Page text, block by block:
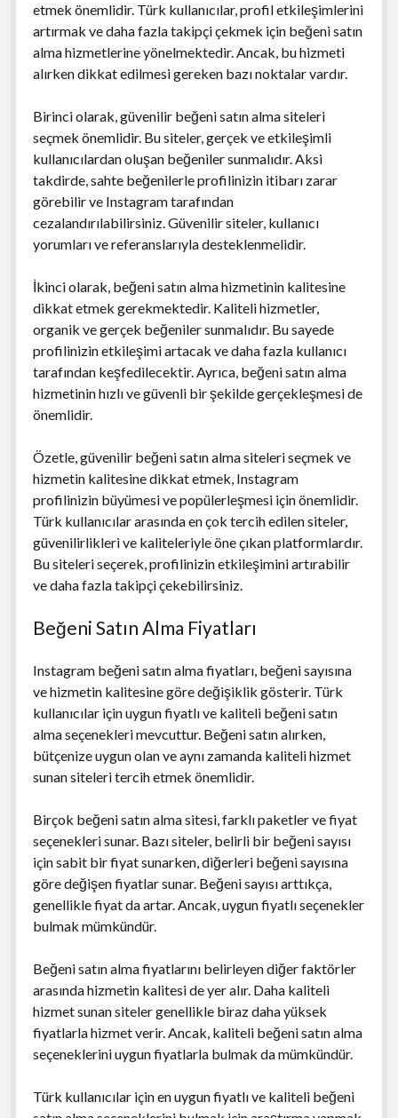
etmek önemlidir. Türk kullanıcılar, profil etkileşimlerini
artırmak ve daha fazla takipçi çekmek için beğeni satın
alma hizmetlerine yönelmektedir. Ancak, bu hizmeti
alırken dikkat edilmesi gereken bazı noktalar vardır.
Birinci olarak, güvenilir beğeni satın alma siteleri
seçmek önemlidir. Bu siteler, gerçek ve etkileşimli
kullanıcılardan oluşan beğeniler sunmalıdır. Aksi
takdirde, sahte beğenilerle profilinizin itibarı zarar
görebilir ve Instagram tarafından
cezalandırılabilirsiniz. Güvenilir siteler, kullanıcı
yorumları ve referanslarıyla desteklenmelidir.
İkinci olarak, beğeni satın alma hizmetinin kalitesine
dikkat etmek gerekmektedir. Kaliteli hizmetler,
organik ve gerçek beğeniler sunmalıdır. Bu sayede
profilinizin etkileşimi artacak ve daha fazla kullanıcı
tarafından keşfedilecektir. Ayrıca, beğeni satın alma
hizmetinin hızlı ve güvenli bir şekilde gerçekleşmesi de
önemlidir.
Özetle, güvenilir beğeni satın alma siteleri seçmek ve
hizmetin kalitesine dikkat etmek, Instagram
profilinizin büyümesi ve popülerleşmesi için önemlidir.
Türk kullanıcılar arasında en çok tercih edilen siteler,
güvenilirlikleri ve kaliteleriyle öne çıkan platformlardır.
Bu siteleri seçerek, profilinizin etkileşimini artırabilir
ve daha fazla takipçi çekebilirsiniz.
Beğeni Satın Alma Fiyatları
Instagram beğeni satın alma fiyatları, beğeni sayısına
ve hizmetin kalitesine göre değişiklik gösterir. Türk
kullanıcılar için uygun fiyatlı ve kaliteli beğeni satın
alma seçenekleri mevcuttur. Beğeni satın alırken,
bütçenize uygun olan ve aynı zamanda kaliteli hizmet
sunan siteleri tercih etmek önemlidir.
Birçok beğeni satın alma sitesi, farklı paketler ve fiyat
seçenekleri sunar. Bazı siteler, belirli bir beğeni sayısı
için sabit bir fiyat sunarken, diğerleri beğeni sayısına
göre değişen fiyatlar sunar. Beğeni sayısı arttıkça,
genellikle fiyat da artar. Ancak, uygun fiyatlı seçenekler
bulmak mümkündür.
Beğeni satın alma fiyatlarını belirleyen diğer faktörler
arasında hizmetin kalitesi de yer alır. Daha kaliteli
hizmet sunan siteler genellikle biraz daha yüksek
fiyatlarla hizmet verir. Ancak, kaliteli beğeni satın alma
seçeneklerini uygun fiyatlarla bulmak da mümkündür.
Türk kullanıcılar için en uygun fiyatlı ve kaliteli beğeni